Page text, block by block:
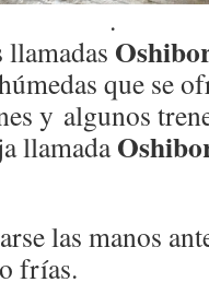
.
que se
y algunos
llamada
las manos
frías.